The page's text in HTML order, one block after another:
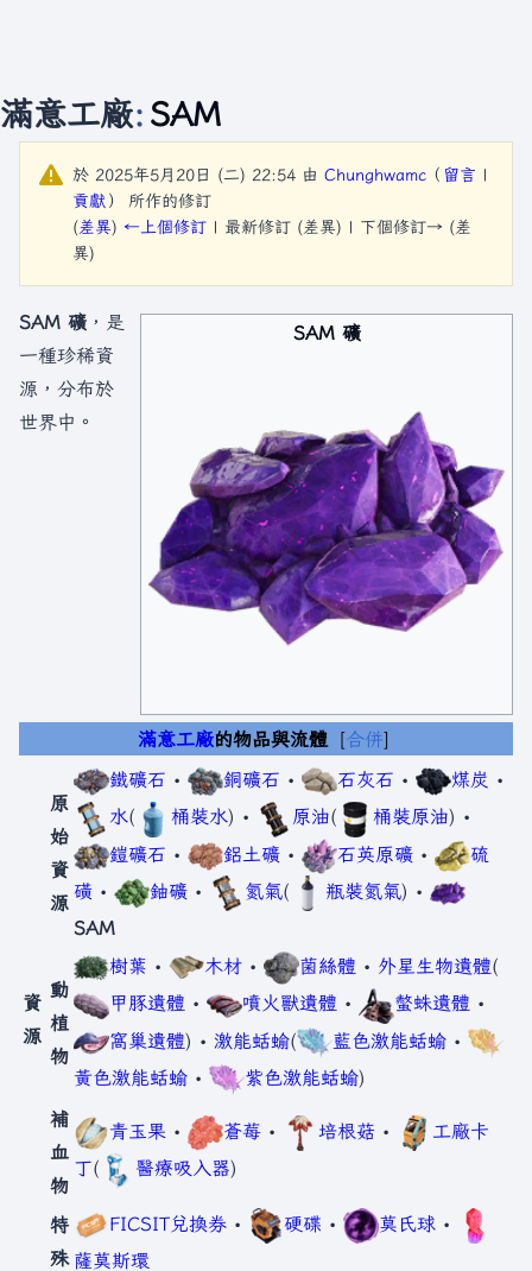
滿意工廠: SAM
於 2025年5月20日 (二) 22:54 由 Chunghwamc （ 留言 |
貢獻 ）
所作的修訂
(差異) ←上個修訂 | 最新修訂 (差異) | 下個修訂→ (差
異)
SAM 礦
SAM 礦 ，是
一種珍稀資
源，分布於
世界中。
滿意工廠的物品與流體 合併
資
源
原
始
資
源
鐵礦石 • 銅礦石 • 石灰石 • 煤炭 •
水( 桶裝水) • 原油( 桶裝原油) •
鎧礦石 • 鋁土礦 • 石英原礦 •
硫
磺 • 鈾礦 • 氮氣( 瓶裝氮氣) •
SAM
動
植
物
樹葉 • 木材 • 菌絲體 • 外星生物遺體(
甲豚遺體 • 噴火獸遺體 • 螫蛛遺體 •
窩巢遺體) • 激能蛞蝓( 藍色激能蛞蝓 •
黃色激能蛞蝓 • 紫色激能蛞蝓)
補
血
物
青玉果 • 蒼莓 • 培根菇 •
工廠卡
丁( 醫療吸入器)
特
殊
FICSIT兌換券 • 硬碟 • 莫氏球 •
薩莫斯環